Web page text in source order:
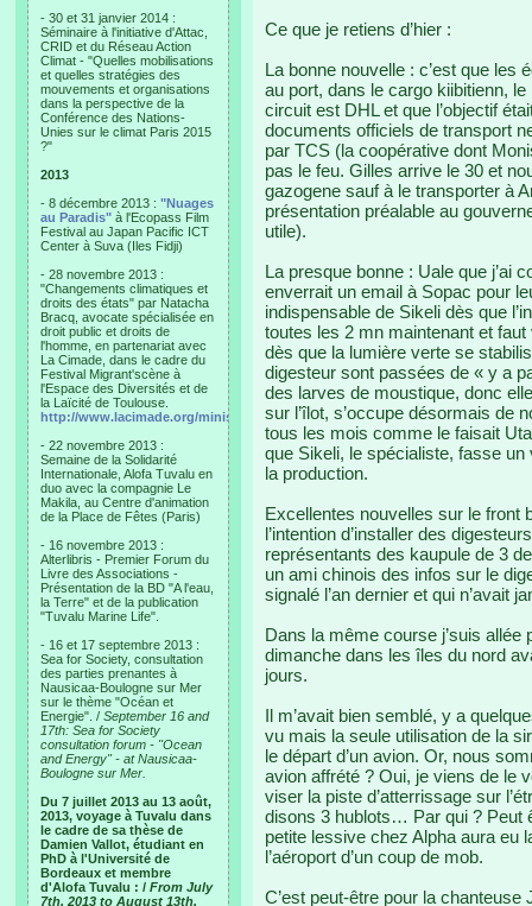
- 30 et 31 janvier 2014 :
Séminaire à l'initiative d'Attac,
CRID et du Réseau Action
Climat - "Quelles mobilisations
et quelles stratégies des
mouvements et organisations
dans la perspective de la
Conférence des Nations-
Unies sur le climat Paris 2015
?"
2013
- 8 décembre 2013 : "Nuages
au Paradis" à l'Ecopass Film
Festival au Japan Pacific ICT
Center à Suva (Iles Fidji)
- 28 novembre 2013 :
"Changements climatiques et
droits des états" par Natacha
Bracq, avocate spécialisée en
droit public et droits de
l'homme, en partenariat avec
La Cimade, dans le cadre du
Festival Migrant'scène à
l'Espace des Diversités et de
la Laïcité de Toulouse.
http://www.lacimade.org/minisites/migrantscene
- 22 novembre 2013 :
Semaine de la Solidarité
Internationale, Alofa Tuvalu en
duo avec la compagnie Le
Makila, au Centre d'animation
de la Place de Fêtes (Paris)
- 16 novembre 2013 :
Alterlibris - Premier Forum du
Livre des Associations -
Présentation de la BD "A l'eau,
la Terre" et de la publication
"Tuvalu Marine Life".
- 16 et 17 septembre 2013 :
Sea for Society, consultation
des parties prenantes à
Nausicaa-Boulogne sur Mer
sur le thème "Océan et
Energie". / September 16 and
17th: Sea for Society
consultation forum - "Ocean
and Energy" - at Nausicaa-
Boulogne sur Mer.
Du 7 juillet 2013 au 13 août,
2013, voyage à Tuvalu dans
le cadre de sa thèse de
Damien Vallot, étudiant en
PhD à l'Université de
Bordeaux et membre
d'Alofa Tuvalu : / From July
7th, 2013 to August 13th,
Ce que je retiens d’hier :
La bonne nouvelle : c’est que les
au port, dans le cargo kiibitienn,
circuit est DHL et que l’objectif
documents officiels de transport
par TCS (la coopérative dont
pas le feu. Gilles arrive le 30 et
gazogene sauf à le transporter à
présentation préalable au
utile).
La presque bonne : Uale que j’ai
enverrait un email à Sopac pour
indispensable de Sikeli dès que
toutes les 2 mn maintenant et
dès que la lumière verte se
digesteur sont passées de « y a
des larves de moustique, donc
sur l’îlot, s’occupe désormais de
tous les mois comme le faisait
que Sikeli, le spécialiste, fasse
la production.
Excellentes nouvelles sur le front
l’intention d’installer des
représentants des kaupule de 3
un ami chinois des infos sur le
signalé l’an dernier et qui n’avait
Dans la même course j’suis allée
dimanche dans les îles du nord
jours.
Il m’avait bien semblé, y a
vu mais la seule utilisation de la
le départ d’un avion. Or, nous
avion affrété ? Oui, je viens de le
viser la piste d’atterrissage sur
disons 3 hublots… Par qui ? Peut
petite lessive chez Alpha aura eu
l’aéroport d’un coup de mob.
C’est peut-être pour la